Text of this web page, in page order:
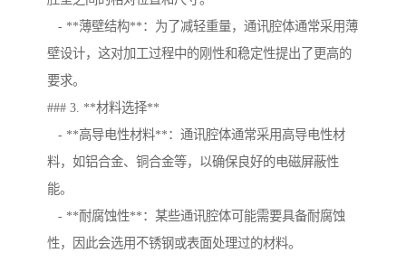
- **薄壁结构**：为了减轻重量，通讯腔体通常采用薄
壁设计，这对加工过程中的刚性和稳定性提出了更高的
要求。
### 3. **材料选择**
- **高导电性材料**：通讯腔体通常采用高导电性材
料，如铝合金、铜合金等，以确保良好的电磁屏蔽性
能。
- **耐腐蚀性**：某些通讯腔体可能需要具备耐腐蚀
性，因此会选用不锈钢或表面处理过的材料。